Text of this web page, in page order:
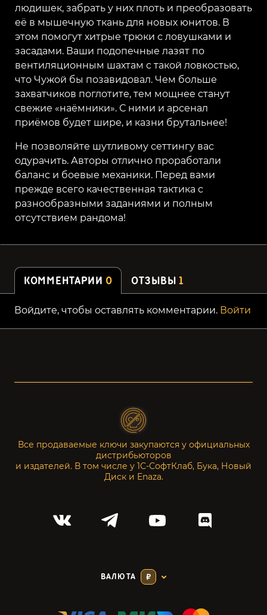
людишек, забрать у них плоть и преобразовать
её в мышечную ткань для новых юнитов. В
этом помогут хитрые трюки с ловушками и
засадами. Ваши подопечные лазят по
вентиляционным шахтам с такой ловкостью,
что Чужой бы позавидовал. Чем больше
захватчиков поглотите, тем мощнее станут
свежие «наёмники». С ними и арсенал
приёмов будет шире, и казни брутальнее!
Не позволяйте шутливому сеттингу вас
одурачить. Авторы отлично проработали
баланс и боевые механики. Перед вами
прежде всего качественная тактика с
разнообразными заданиями и полным
отсутствием рандома!
КОММЕНТАРИИ 0 ОТЗЫВЫ1
Войдите, чтобы оставлять комментарии. Войти
Все продаваемые ключи закупаются у официальных
дистрибьюторов
и издателей. В том числе у 1С-СофтКлаб, Бука, Новый
Диск и Enaza.
ВАЛЮТА ₽